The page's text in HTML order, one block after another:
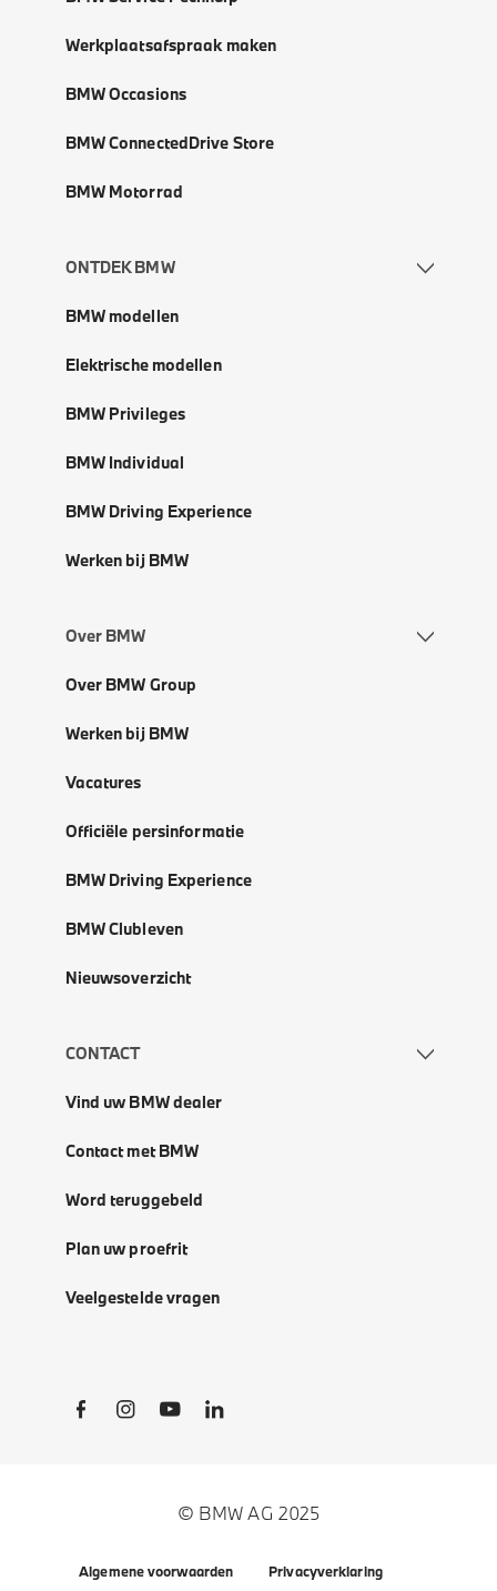
Werkplaatsafspraak maken
BMW Occasions
BMW ConnectedDrive Store
BMW Motorrad
ONTDEK BMW
BMW modellen
Elektrische modellen
BMW Privileges
BMW Individual
BMW Driving Experience
Werken bij BMW
Over BMW
Over BMW Group
Werken bij BMW
Vacatures
Officiële persinformatie
BMW Driving Experience
BMW Clubleven
Nieuwsoverzicht
CONTACT
Vind uw BMW dealer
Contact met BMW
Word teruggebeld
Plan uw proefrit
Veelgestelde vragen
Social Links
© BMW AG 2025
Algemene voorwaarden Privacyverklaring